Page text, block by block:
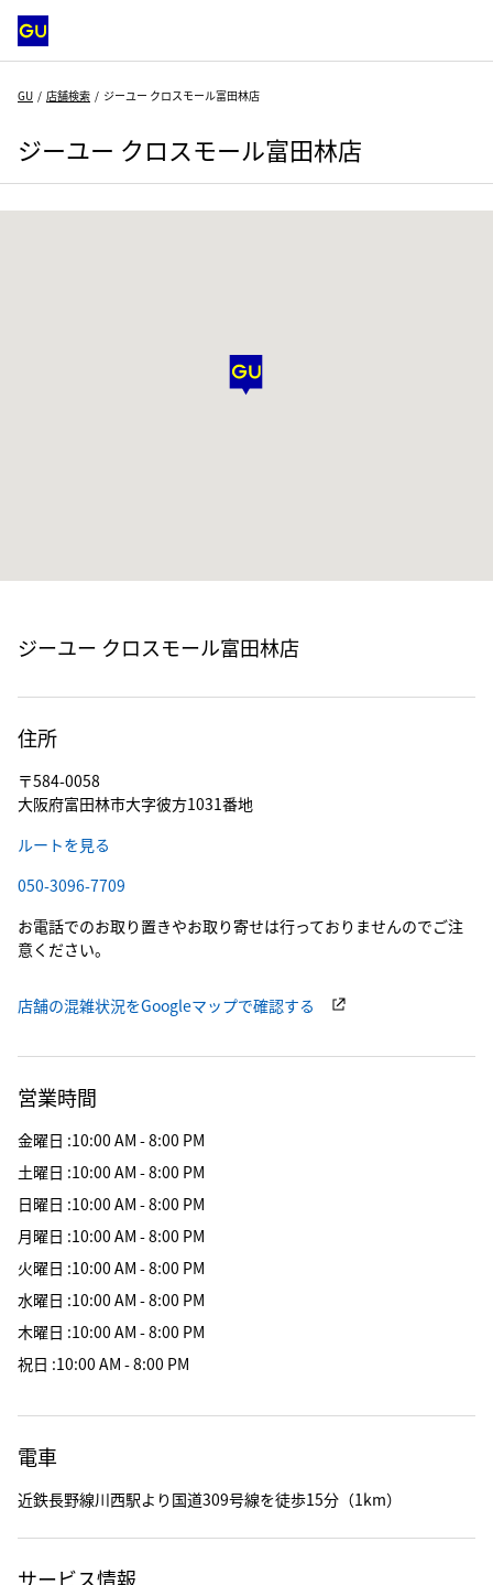
GU 店舗検索 ジーユー クロスモール富田林店
ジーユー クロスモール富田林店
ジーユー クロスモール富田林店
住所
〒584-0058
大阪府富田林市大字彼方1031番地
ルートを見る
050-3096-7709
お電話でのお取り置きやお取り寄せは行っておりませんのでご注
意ください。
店舗の混雑状況をGoogleマップで確認する
営業時間
金曜日 :10:00 AM - 8:00 PM
土曜日 :10:00 AM - 8:00 PM
日曜日 :10:00 AM - 8:00 PM
月曜日 :10:00 AM - 8:00 PM
火曜日 :10:00 AM - 8:00 PM
水曜日 :10:00 AM - 8:00 PM
木曜日 :10:00 AM - 8:00 PM
祝日 :10:00 AM - 8:00 PM
電車
近鉄長野線川西駅より国道309号線を徒歩15分（1km）
サービス情報